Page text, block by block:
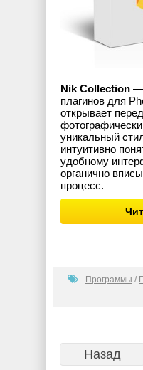
Nik Collection —
плагинов для
открывает
уникальный
интуитивно
удобному
органично
процесс.
Программы /
Назад